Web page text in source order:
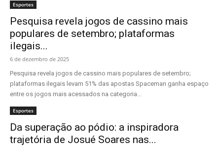
Esportes
Pesquisa revela jogos de cassino mais
populares de setembro; plataformas
ilegais...
6 de dezembro de 2025
Pesquisa revela jogos de cassino mais populares de setembro;
plataformas ilegais levam 51% das apostas Spaceman ganha espaço
entre os jogos mais acessados na categoria...
Esportes
Da superação ao pódio: a inspiradora
trajetória de Josué Soares nas...